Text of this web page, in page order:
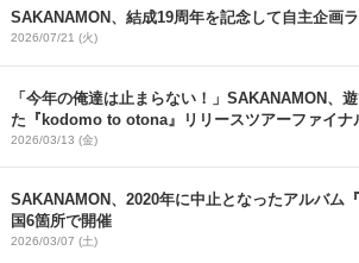
SAKANAMON、結成19周年を記念して自主企画
2026/07/21 (火)
「今年の俺達は止まらない！」SAKANAMON、
た『kodomo to otona』リリースツアーファイナ
2026/03/13 (金)
SAKANAMON、2020年に中止となったアルバム
国6箇所で開催
2026/03/07 (土)